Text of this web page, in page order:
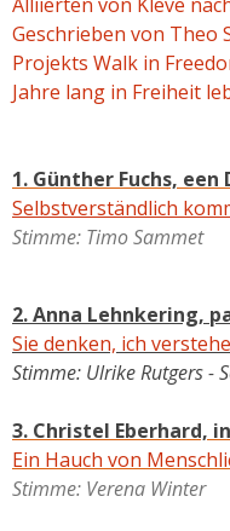
Geschrieben von Theo
Projekts Walk in
Jahre lang in Freiheit
1. Günther Fuchs,
Selbstverständlich
Stimme: Timo Sammet
2. Anna Lehnkering,
Sie denken, ich
Stimme: Ulrike Rutgers -
3. Christel Eberhard,
Ein Hauch von
Stimme: Verena Winter